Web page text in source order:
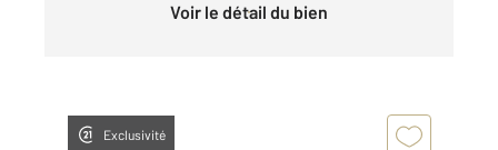
Voir le détail du bien
Exclusivité